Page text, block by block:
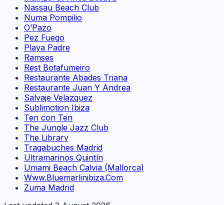
Nassau Beach Club
Numa Pompilio
O’Pazo
Pez Fuego
Playa Padre
Ramses
Rest Botafumeiro
Restaurante Abades Triana
Restaurante Juan Y Andrea
Salvaje Velazquez
Sublimotion Ibiza
Ten con Ten
The Jungle Jazz Club
The Library
Tragabuches Madrid
Ultramarinos Quintín
Umami Beach Calvia (Mallorca)
Www.Bluemarlinibiza.Com
Zuma Madrid